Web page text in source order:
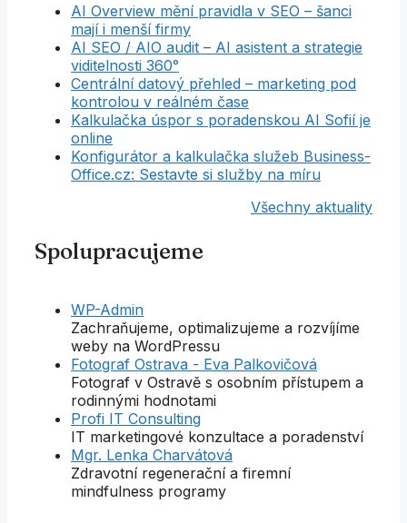
AI Overview mění pravidla v SEO – šanci
mají i menší firmy
AI SEO / AIO audit – AI asistent a strategie
viditelnosti 360°
Centrální datový přehled – marketing pod
kontrolou v reálném čase
Kalkulačka úspor s poradenskou AI Sofií je
online
Konfigurátor a kalkulačka služeb Business-
Office.cz: Sestavte si služby na míru
Všechny aktuality
Spolupracujeme
WP-Admin
Zachraňujeme, optimalizujeme a rozvíjíme
weby na WordPressu
Fotograf Ostrava - Eva Palkovičová
Fotograf v Ostravě s osobním přístupem a
rodinnými hodnotami
Profi IT Consulting
IT marketingové konzultace a poradenství
Mgr. Lenka Charvátová
Zdravotní regenerační a firemní
mindfulness programy